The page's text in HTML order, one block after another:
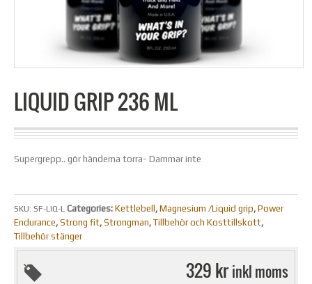
LIQUID GRIP 236 ML
Supergrepp.. gör händerna torra- Dammar inte
SKU: SF-LIQ-L Categories: Kettlebell , Magnesium /Liquid grip, Power
Endurance, Strong fit, Strongman, Tillbehör och Kosttillskott,
Tillbehör stänger
329 kr inkl moms